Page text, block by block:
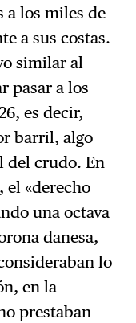
a los miles de
a sus costas.
similar al
pasar a los
es decir,
barril, algo
del crudo. En
el «derecho
una octava
danesa,
lo
en la
prestaban